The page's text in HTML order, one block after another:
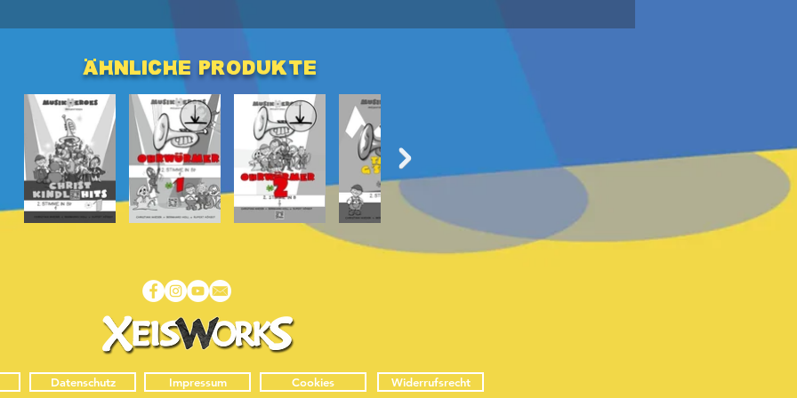
ähnliche produkte
Datenschutz Impressum Cookies Widerrufsrecht